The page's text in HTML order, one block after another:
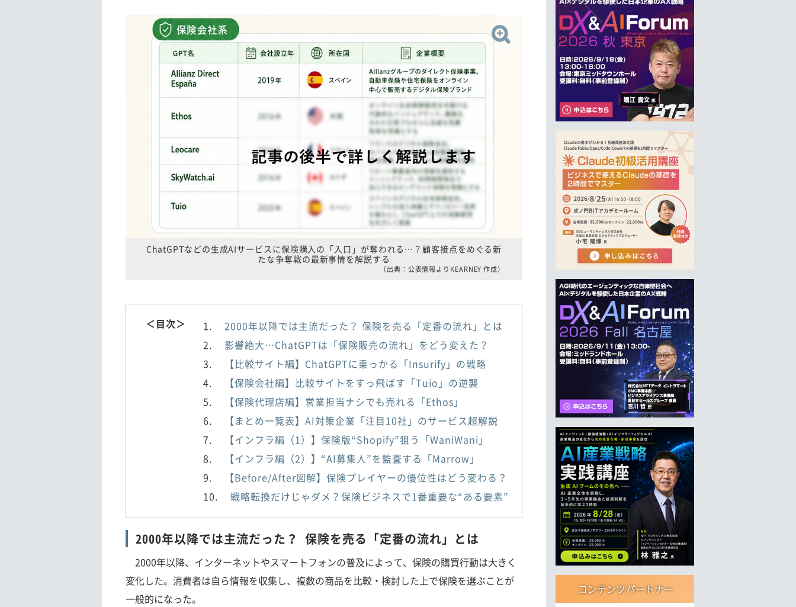
ChatGPTなどの生成AIサービスに保険購入の「入口」が奪われる…？顧客接点をめぐる新
たな争奪戦の最新事情を解説する
（出典：公表情報よりKEARNEY 作成）
＜目次＞
2000年以降では主流だった？ 保険を売る「定番の流れ」とは
影響絶大…ChatGPTは「保険販売の流れ」をどう変えた？
【比較サイト編】ChatGPTに乗っかる「Insurify」の戦略
【保険会社編】比較サイトをすっ飛ばす「Tuio」の逆襲
【保険代理店編】営業担当ナシでも売れる「Ethos」
【まとめ一覧表】AI対策企業「注目10社」のサービス超解説
【インフラ編（1）】保険版“Shopify”狙う「WaniWani」
【インフラ編（2）】“AI募集人”を監査する「Marrow」
【Before/After図解】保険プレイヤーの優位性はどう変わる？
戦略転換だけじゃダメ？保険ビジネスで1番重要な“ある要素”
2000年以降では主流だった？ 保険を売る「定番の流れ」とは
2000年以降、インターネットやスマートフォンの普及によって、保険の購買行動は大きく
変化した。消費者は自ら情報を収集し、複数の商品を比較・検討した上で保険を選ぶことが
一般的になった。
コンテンツパートナー